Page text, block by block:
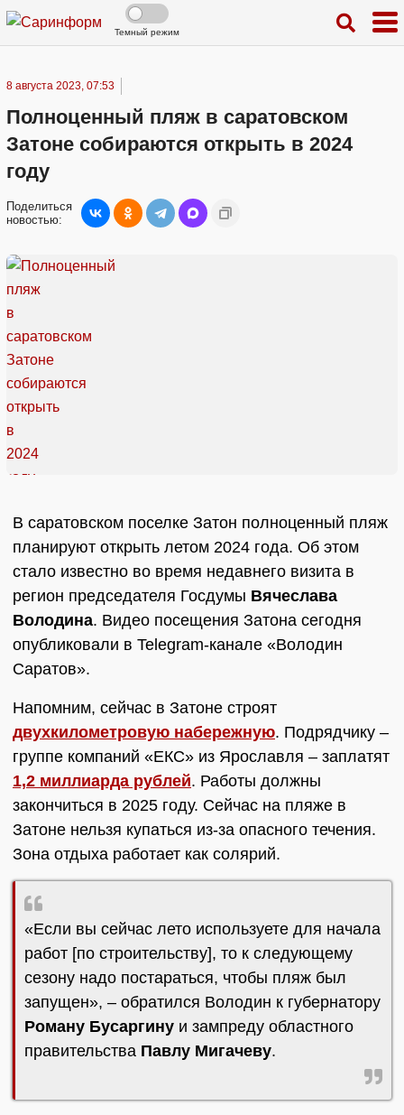
Темный режим
8 августа 2023, 07:53
Полноценный пляж в саратовском
Затоне собираются открыть в 2024
году
Поделиться
новостью:
В саратовском поселке Затон полноценный пляж
планируют открыть летом 2024 года. Об этом
стало известно во время недавнего визита в
регион председателя Госдумы Вячеслава
Володина. Видео посещения Затона сегодня
опубликовали в Telegram-канале «Володин
Саратов».
Напомним, сейчас в Затоне строят
двухкилометровую набережную. Подрядчику –
группе компаний «ЕКС» из Ярославля – заплатят
1,2 миллиарда рублей. Работы должны
закончиться в 2025 году. Сейчас на пляже в
Затоне нельзя купаться из-за опасного течения.
Зона отдыха работает как солярий.
«Если вы сейчас лето используете для начала
работ [по строительству], то к следующему
сезону надо постараться, чтобы пляж был
запущен», – обратился Володин к губернатору
Роману Бусаргину и зампреду областного
правительства Павлу Мигачеву.